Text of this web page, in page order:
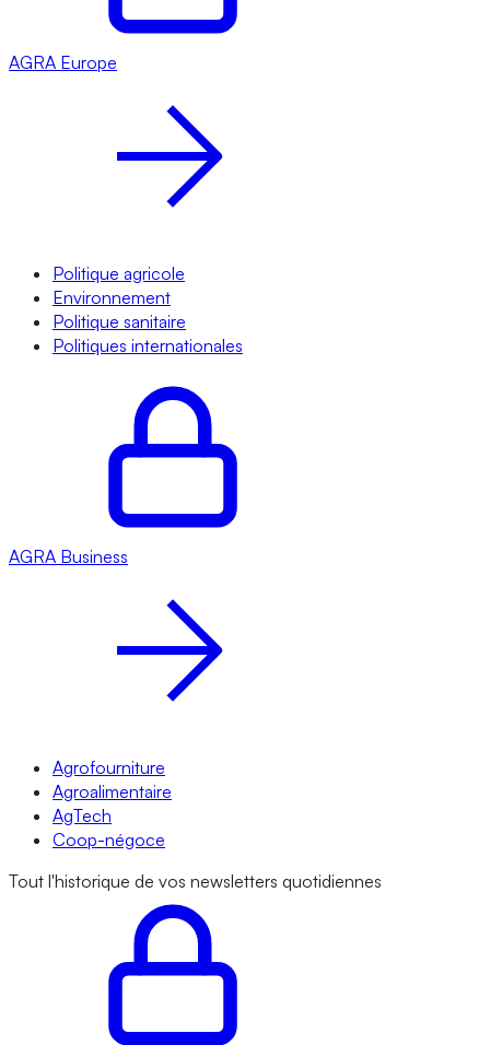
AGRA Europe
Politique agricole
Environnement
Politique sanitaire
Politiques internationales
AGRA Business
Agrofourniture
Agroalimentaire
AgTech
Coop-négoce
Tout l'historique de vos newsletters quotidiennes